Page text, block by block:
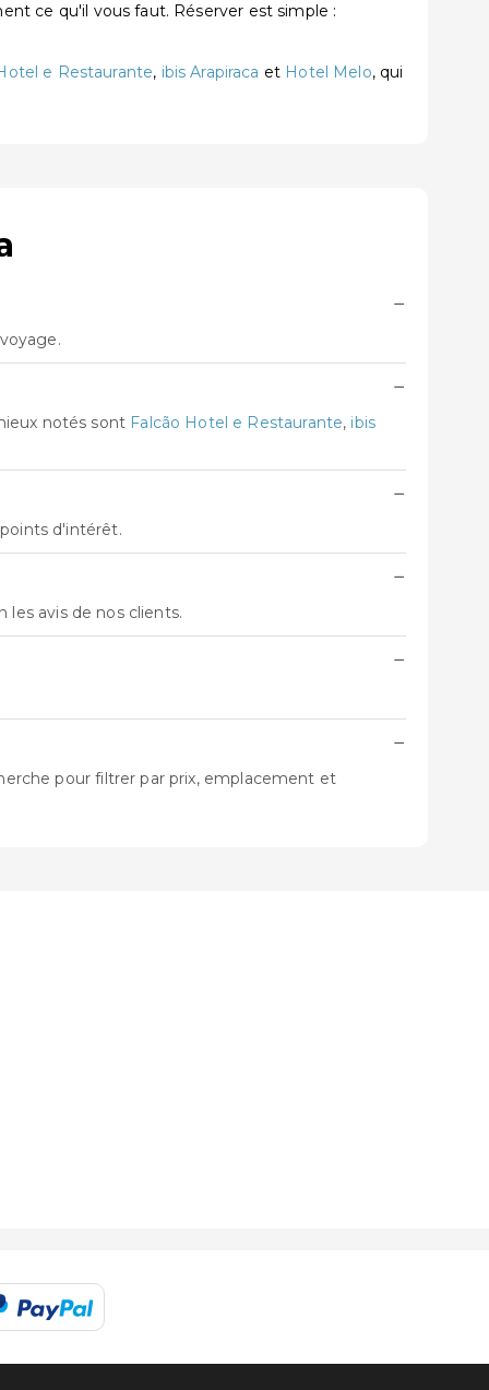
ce qu'il vous faut. Réserver est simple :
e Restaurante, ibis Arapiraca et Hotel Melo, qui
−
−
notés sont Falcão Hotel e Restaurante, ibis
−
d'intérêt.
−
les avis de nos clients.
−
−
pour filtrer par prix, emplacement et